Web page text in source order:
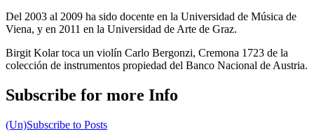
Del 2003 al 2009 ha sido docente en la Universidad de Música de
Viena, y en 2011 en la Universidad de Arte de Graz.
Birgit Kolar toca un violín Carlo Bergonzi, Cremona 1723 de la
colección de instrumentos propiedad del Banco Nacional de Austria.
Subscribe for more Info
(Un)Subscribe to Posts